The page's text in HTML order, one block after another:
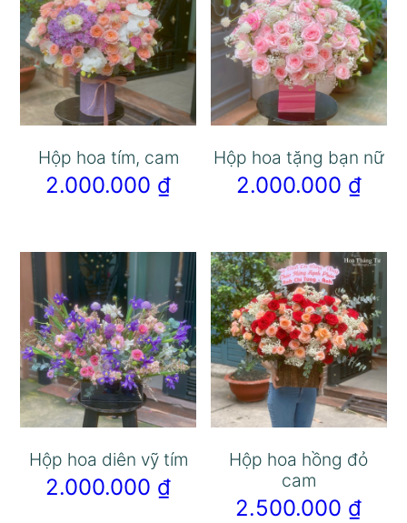
Hộp hoa tím, cam
2.000.000 ₫
Hộp hoa tặng bạn nữ
2.000.000 ₫
Hộp hoa diên vỹ tím
2.000.000 ₫
Hộp hoa hồng đỏ
cam
2.500.000 ₫